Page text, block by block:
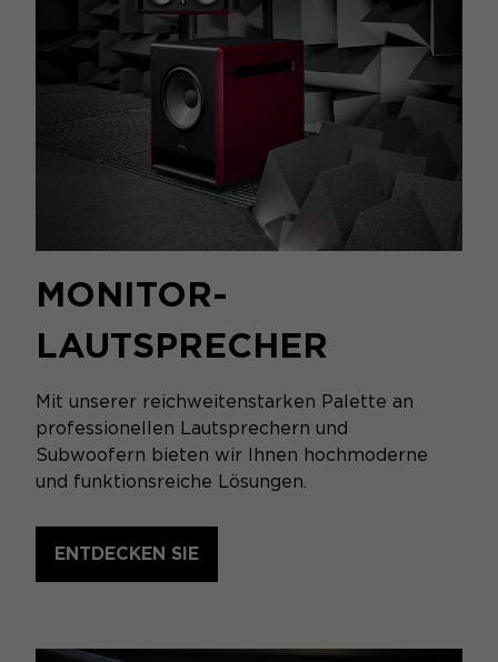
MONITOR-
LAUTSPRECHER
Mit unserer reichweitenstarken Palette an
professionellen Lautsprechern und
Subwoofern bieten wir Ihnen hochmoderne
und funktionsreiche Lösungen.
ENTDECKEN SIE